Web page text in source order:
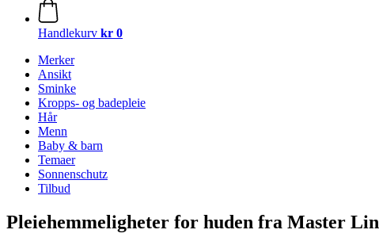
Handlekurv kr 0
Merker
Ansikt
Sminke
Kropps- og badepleie
Hår
Menn
Baby & barn
Temaer
Sonnenschutz
Tilbud
Pleiehemmeligheter for huden fra Master Lin